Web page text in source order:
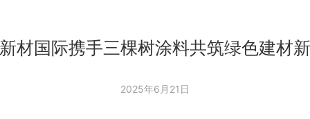
材国际携手三棵树涂料共筑绿色建材
2025年6月21日